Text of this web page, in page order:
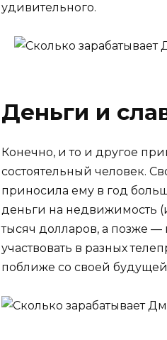
удивительного.
Деньги и
Конечно, и то и другое
состоятельный человек.
приносила ему в год
деньги на недвижимость
тысяч долларов, а позже
участвовать в разных
поближе со своей